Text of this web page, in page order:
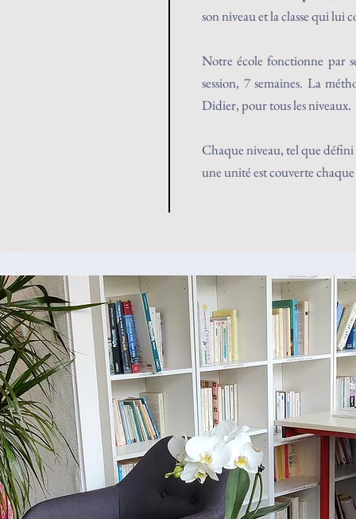
son niveau et la classe qui lui
Notre école fonctionne par
session, 7 semaines. La
Didier, pour tous les niveaux.
Chaque niveau, tel que défini
une unité est couverte